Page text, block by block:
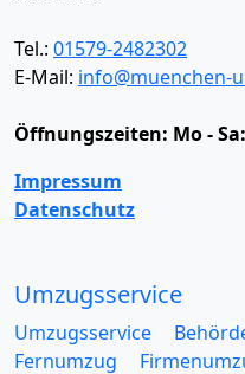
Tel.: 01579-2482302
E-Mail: info@muenchen-
Öffnungszeiten: Mo -
Impressum
Datenschutz
Umzugsservice
Umzugsservice
Fernumzug